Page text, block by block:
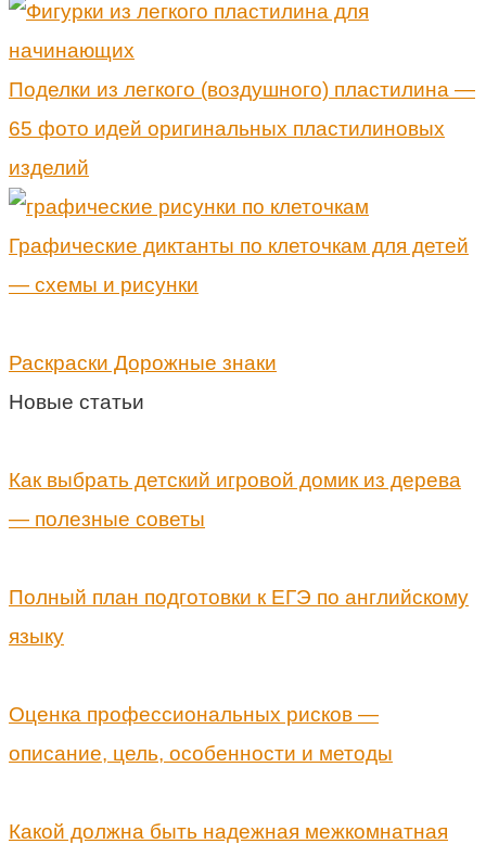
Поделки из легкого (воздушного) пластилина —
65 фото идей оригинальных пластилиновых
изделий
Графические диктанты по клеточкам для детей
— схемы и рисунки
Раскраски Дорожные знаки
Новые статьи
Как выбрать детский игровой домик из дерева
— полезные советы
Полный план подготовки к ЕГЭ по английскому
языку
Оценка профессиональных рисков —
описание, цель, особенности и методы
Какой должна быть надежная межкомнатная